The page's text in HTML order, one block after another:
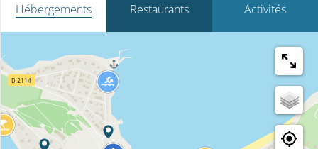
Hébergements Restaurants Activités